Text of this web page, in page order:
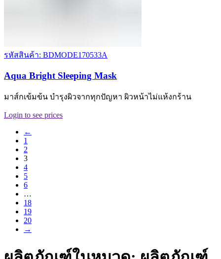
รหัสสินค้า: BDMODE170533A
Aqua Bright Sleeping Mask
มาส์กเข้มข้น บำรุงผิวจากทุกปัญหา ผิวหน้าไม่แห้งกร้าน
Login to see prices
←
1
2
3
4
5
6
…
18
19
20
→